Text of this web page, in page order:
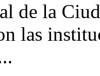
de la
las